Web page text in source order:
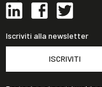
Iscriviti alla newsletter
ISCRIVITI